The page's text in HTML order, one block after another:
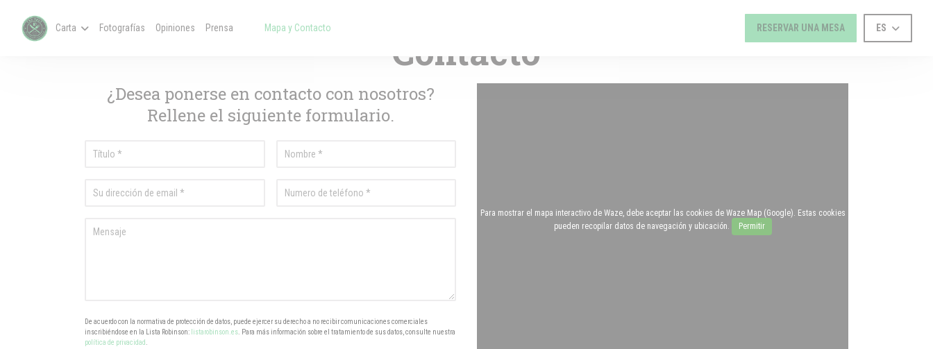
Carta Fotografías Opiniones Prensa
((abre en una nueva ventana))
((abre en una nueva ventana))
Mapa y Contacto RESERVAR UNA MESA ES
Contacto
¿Desea ponerse en contacto con nosotros?
Rellene el siguiente formulario.
De acuerdo con la normativa de protección de datos, puede ejercer su derecho a no recibir comunicaciones comerciales
inscribiéndose en la Lista Robinson: listarobinson.es . Para más información sobre el tratamiento de sus datos, consulte nuestra
política de privacidad
Para mostrar el mapa interactivo de Waze, debe aceptar las cookies de Waze Map (Google). Estas cookies
pueden recopilar datos de navegación y ubicación.
Permitir